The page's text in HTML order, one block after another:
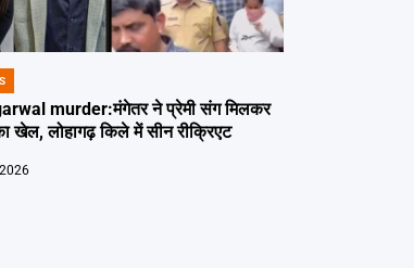
murder:मंगेतर ने प्रेमी संग मिलकर
खेल, लोहागढ़ किले में सीन रीक्रिएट